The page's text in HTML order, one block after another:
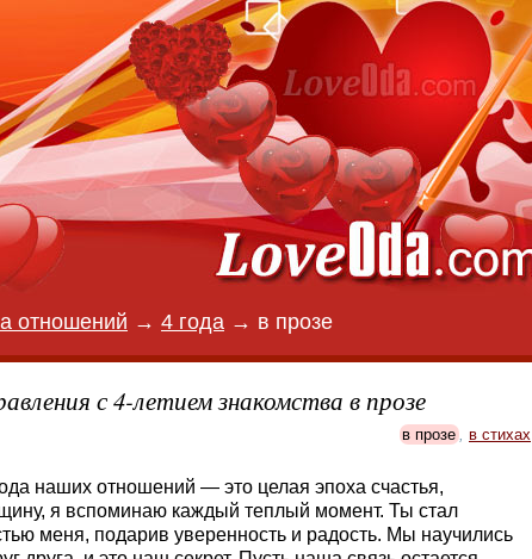
отношений → 4 года → в прозе
с 4-летием знакомства в прозе
в прозе , в стихах
наших отношений — это целая эпоха счастья,
я вспоминаю каждый теплый момент. Ты стал
меня, подарив уверенность и радость. Мы научились